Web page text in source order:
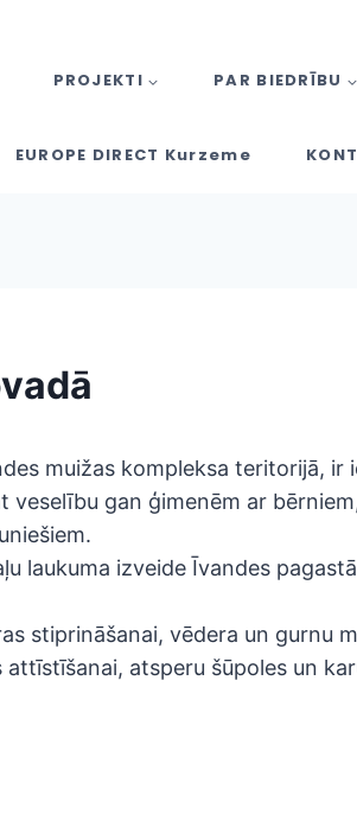
PROJEKTI PAR BIEDRĪBU
EUROPE DIRECT Kurzeme
muižas kompleksa teritorijā, ir
gan ģimenēm ar
laukuma izveide Īvandes
stiprināšanai, vēdera un gurnu
atsperu šūpoles un